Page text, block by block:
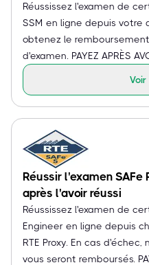
Réussissez l'examen de
SSM en ligne depuis votre
obtenez le
d'examen. PAYEZ APRÈS
Voir
Réussir l'examen SAFe
après l'avoir réussi
Réussissez l'examen de
Engineer en ligne depuis
RTE Proxy. En cas
vous seront remboursés.